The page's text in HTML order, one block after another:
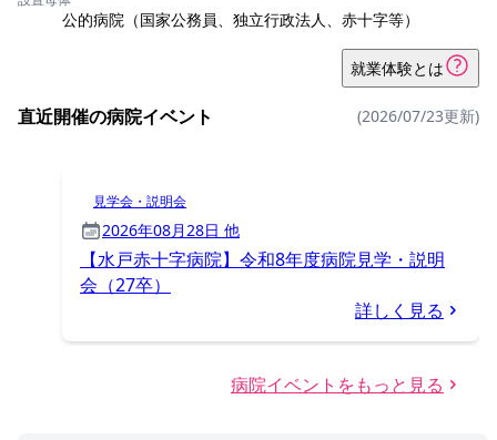
公的病院（国家公務員、独立行政法人、赤十字等）
就業体験とは
直近開催の病院イベント (2026/07/23更新)
見学会・説明会
2026年08月28日 他
【水戸赤十字病院】令和8年度病院見学・説明
会（27卒）
詳しく見る
病院イベントをもっと見る